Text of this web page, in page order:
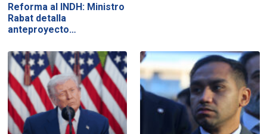
Reforma al INDH: Ministro
Rabat detalla
anteproyecto…